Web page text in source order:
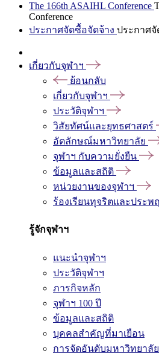
The 166th ASAIHL Conference
Conference
ประกาศจัดซื้อจัดจ้าง ประกาศจั
เกี่ยวกับจุฬาฯ
ย้อนกลับ
เกี่ยวกับจุฬาฯ
ประวัติจุฬาฯ
วิสัยทัศน์และยุทธศาสตร์
อัตลักษณ์มหาวิทยาลัย
จุฬาฯ กับความยั่งยืน
ข้อมูลและสถิติ
หน่วยงานของจุฬาฯ
ร้องเรียนทุจริตและประพ
รู้จักจุฬาฯ
แนะนำจุฬาฯ
ประวัติจุฬาฯ
ภารกิจหลัก
จุฬาฯ 100 ปี
ข้อมูลและสถิติ
บุคคลสำคัญที่มาเยือน
การจัดอันดับมหาวิทยาลัย